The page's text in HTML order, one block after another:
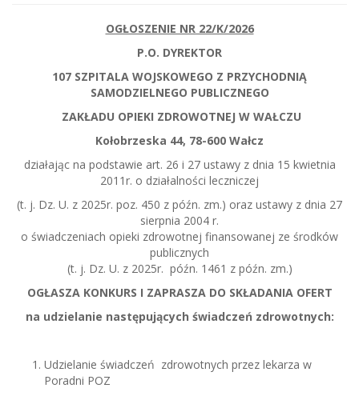
OGŁOSZENIE NR 22/K/2026
P.O. DYREKTOR
107 SZPITALA WOJSKOWEGO Z PRZYCHODNIĄ
SAMODZIELNEGO PUBLICZNEGO
ZAKŁADU OPIEKI ZDROWOTNEJ W WAŁCZU
Kołobrzeska 44, 78-600 Wałcz
działając na podstawie art. 26 i 27 ustawy z dnia 15 kwietnia
2011r. o działalności leczniczej
(t. j. Dz. U. z 2025r. poz. 450 z późn. zm.) oraz ustawy z dnia 27
sierpnia 2004 r.
o świadczeniach opieki zdrowotnej finansowanej ze środków
publicznych
(t. j. Dz. U. z 2025r. późn. 1461 z późn. zm.)
OGŁASZA KONKURS I ZAPRASZA DO SKŁADANIA OFERT
na udzielanie następujących świadczeń zdrowotnych:
Udzielanie świadczeń zdrowotnych przez lekarza w
Poradni POZ